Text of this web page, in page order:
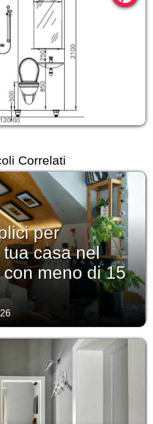
Correlati
per
casa nel
meno di 15